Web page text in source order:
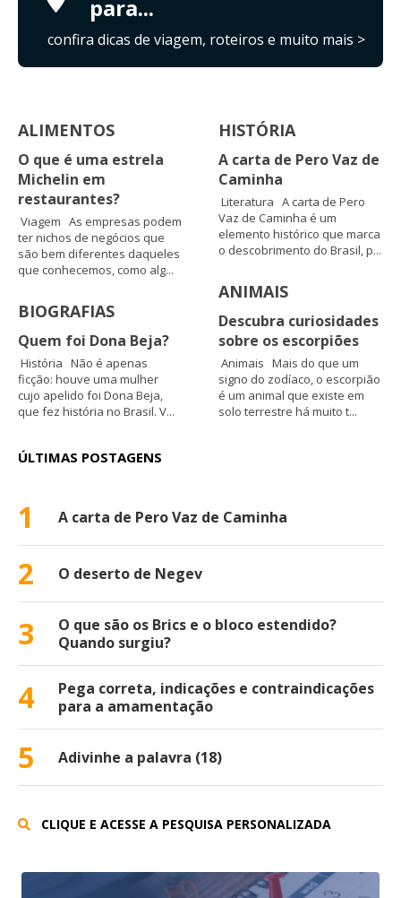
para...
confira dicas de viagem, roteiros e muito mais >
ALIMENTOS
O que é uma estrela
Michelin em
restaurantes?
Viagem As empresas podem
ter nichos de negócios que
são bem diferentes daqueles
que conhecemos, como alg...
BIOGRAFIAS
Quem foi Dona Beja?
História Não é apenas
ficção: houve uma mulher
cujo apelido foi Dona Beja,
que fez história no Brasil. V...
HISTÓRIA
A carta de Pero Vaz de
Caminha
Literatura A carta de Pero
Vaz de Caminha é um
elemento histórico que marca
o descobrimento do Brasil, p...
ANIMAIS
Descubra curiosidades
sobre os escorpiões
Animais Mais do que um
signo do zodíaco, o escorpião
é um animal que existe em
solo terrestre há muito t...
ÚLTIMAS POSTAGENS
1 A carta de Pero Vaz de Caminha
2 O deserto de Negev
3
O que são os Brics e o bloco estendido?
Quando surgiu?
4
Pega correta, indicações e contraindicações
para a amamentação
5 Adivinhe a palavra (18)
CLIQUE E ACESSE A PESQUISA PERSONALIZADA